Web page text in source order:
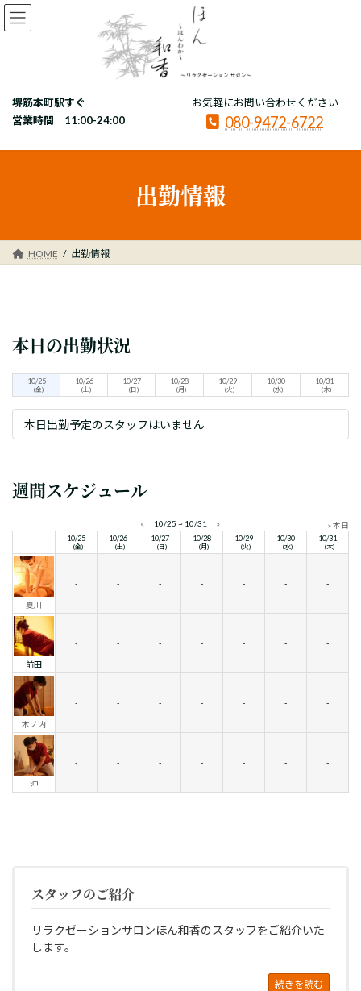
コ
ン
プ
ナ
ビ
動
堺筋本町駅すぐ
営業時間 11:00-24:00
お気軽にお問い合わせください
080-9472-6722
出勤情報
HOME 出勤情報
本日の出勤状況
10/25
(金)
10/26
(土)
10/27
(日)
10/28
(月)
10/29
(火)
10/30
(水)
10/31
(木)
本日出勤予定のスタッフはいません
週間スケジュール
« 10/25 ~ 10/31 » » 本日
10/25
(金)
10/26
(土)
10/27
(日)
10/28
(月)
10/29
(火)
10/30
(水)
10/31
(木)
夏川
- - - - - - -
前田
- - - - - - -
木ノ内
- - - - - - -
沖
- - - - - - -
スタッフのご紹介
リラクゼーションサロンほん和香のスタッフをご紹介いた
します。
続きを読む